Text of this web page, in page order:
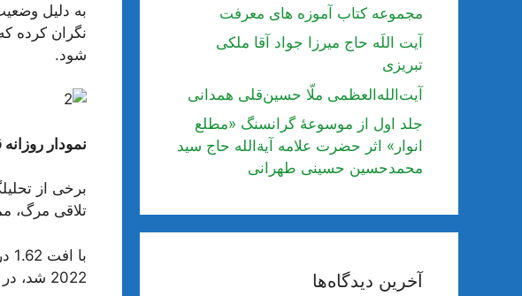
شود.
نمودار
برخی از
تلاقی مرگ، ممکن است به 22
2022 شد، در تاریخ 20 می دردسر بازارهای سنتی افزایش یافت.
مجموعه کتاب آموزه های معرفت
آیت اللَه حاج میرزا جواد آقا ملکی
تبریزی
آیت‌الله‌العظمی ملّا حسین‌قلی همدانی
جلد اول از موسوعۀ گرانسنگ «مطلع
انوار» اثر حضرت علامه آیة‌الله حاج سید
محمدحسین حسینی طهرانی
آخرین دیدگاه‌ها